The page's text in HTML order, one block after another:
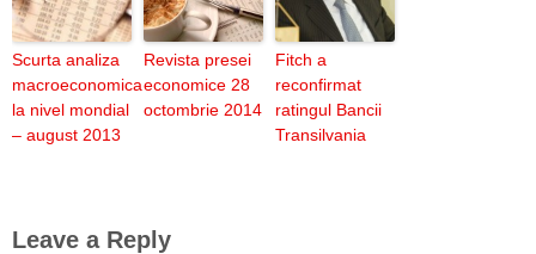
Scurta analiza
macroeconomica
la nivel mondial
– august 2013
Revista presei
economice 28
octombrie 2014
Fitch a
reconfirmat
ratingul Bancii
Transilvania
Leave a Reply